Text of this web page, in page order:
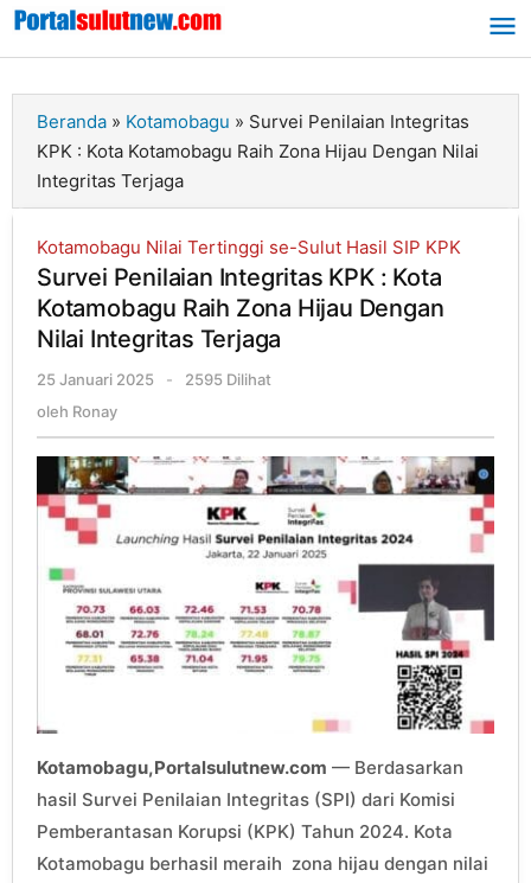
Lewati
Beranda » Kotamobagu » Survei Penilaian Integritas
KPK : Kota Kotamobagu Raih Zona Hijau Dengan Nilai
Integritas Terjaga
Kotamobagu Nilai Tertinggi se-Sulut Hasil SIP KPK
Survei Penilaian Integritas KPK : Kota
Kotamobagu Raih Zona Hijau Dengan
Nilai Integritas Terjaga
25 Januari 2025
oleh
-
2595 Dilihat
oleh Ronay
Kotamobagu,Portalsulutnew.com — Berdasarkan
hasil Survei Penilaian Integritas (SPI) dari Komisi
Pemberantasan Korupsi (KPK) Tahun 2024. Kota
Kotamobagu berhasil meraih zona hijau dengan nilai